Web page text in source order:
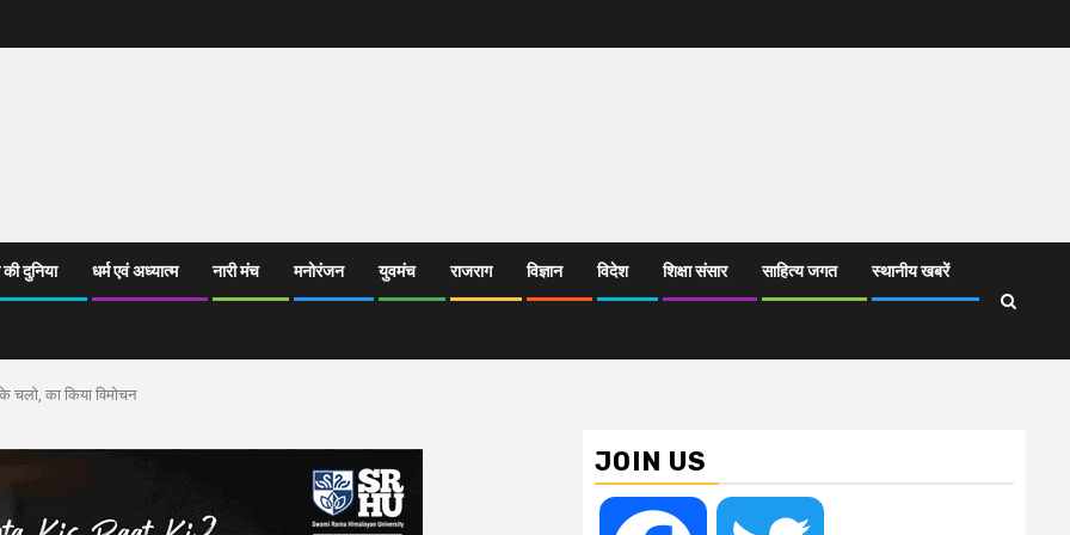
दुनिया धर्म एवं अध्यात्म नारी मंच मनोरंजन युवमंच राजराग विज्ञान विदेश शिक्षा संसार साहित्य जगत स्थानीय खबरें
चलो, का किया विमोचन
JOIN US